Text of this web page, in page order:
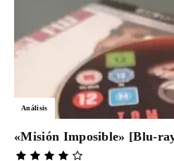
Análisis
«Misión Imposible» [Blu-